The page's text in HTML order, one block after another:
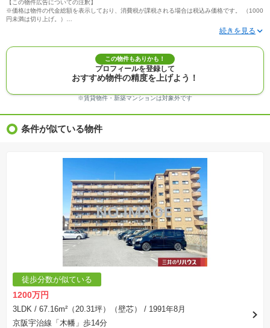
【この物件広告についての注釈】
※価格は物件の代金総額を表示しており、消費税が課税される場合は税込み価格です。 （1000
円未満は切り上げ。）
※写真に写っている、またはパース（絵）や間取り図に描かれている家具や車などは、特にコ
※建築条件付き土地価格には、建物価格は含まれません。
※物件情報は、原則として情報提供日の２日前に最終確認した情報です。
※完成予想図はいずれも外構、植栽、外観等実際のものとは多少異なることがあります。
※モデルルーム・モデルハウス・展示場・ショールームの画像の場合、今回販売の物件と異な
※ＣＧ合成の画像の場合、実際とは多少異なる場合があります。
※物件特徴：販売戸数が複数の物件は、全ての住戸に該当しない項目もあります。
※価格更新：物件価格が変更された日から１週間表示されます。
の一例であって、プランの採用可否は任意です。
※土地（建築条件なし）で「建物プラン例」が表記してある時、そのプラン例は特定の建築請
負会社によるもので、当該建築請負会社以外で建てた場合、同様のものが同価格で建てられる
とは限りません。また建築請負会社を特定するものではありません。
※建築条件付き土地とは、その土地に建築する建物の建築請負契約が、一定期間内に成立する
ことを条件として売買される土地のことをいいます。建築請負契約成立に向けて設計プランを
協議するため、土地購入者が自己の希望する建物の設計協議をするために必要な相当の期間の
交渉期間が設定され、その期間内で希望を満たすプランが実現できたかどうかにより結論を出
します。なお、この期間は概ね3ヶ月程度とされています。納得のいくプランが出来ず、建築請
負契約が成立しない場合、土地売買契約は白紙に戻り、土地契約にかかった代金（土地代金、
手付金など）は名目のいかんに関わらず、全て返却されます。
※課税対象物件の「価格」や「費用等」は消費税込みの「総額表示」で統一しています。
※「本体価格」とは、課税対象物件においては「消費税を除いた建物価格」と「土地価格」の
合計額を指します。
表示されておりません。
※取引にかかる費用：物件の契約手続き、決済、引き渡し時にかかる費用を表示しています。
不動産会社によって表記有無が異なるため、ご自身で十分な確認をしていただくようにお願い
いたします。
この物件もありかも！
プロフィールを登録して
おすすめ物件の精度を上げよう！
※賃貸物件・新築マンションは対象外です
条件が似ている物件
徒歩分数が似ている
1200万円
3LDK / 67.16m²（20.31坪）（壁芯）
/ 1991年8月
京阪宇治線「木幡」歩14分